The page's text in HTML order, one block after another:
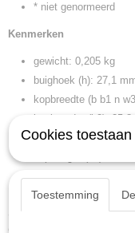
27,50 x 9 x 5,50 cm
* niet genormeerd
Kenmerken
gewicht: 0,205 kg
buighoek (h): 27,1
kopbreedte (b b1 n
kopbreedte (b2): 25,8
kophoogte (a a1 b h
lengte (l l1): 245 mm
sleutelwijdte 2: 16 x
Cookies
Toestemming